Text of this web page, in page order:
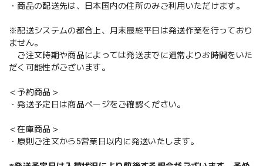
・商品の配送先は、日本国内の住所のみご利用いただけます。
※配送システムの都合上、月末最終平日は発送作業を行っており
ません。
ご注文時期や商品によっては発送までに通常よりお時間をいた
だく可能性がございます。
＜予約商品＞
・発送予定日は商品ページをご確認ください。
＜在庫商品＞
・原則ご注文から5営業日以内に発送いたします。